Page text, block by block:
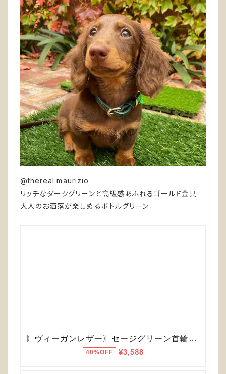
@thereal.maurizio
リッチなダークグリーンと高級感あふれるゴールド金具
大人のお洒落が楽しめるボトルグリーン